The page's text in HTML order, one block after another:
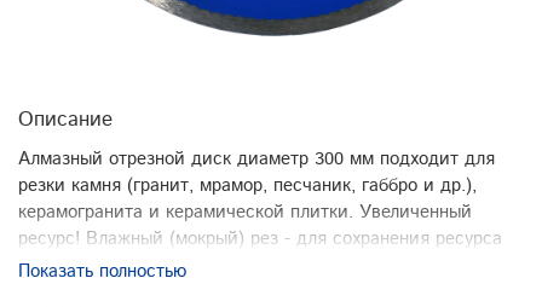
Описание
Алмазный отрезной диск диаметр 300 мм подходит для
резки камня (гранит, мрамор, песчаник, габбро и др.),
керамогранита и керамической плитки. Увеличенный
ресурс! Влажный (мокрый) рез - для сохранения ресурса
диска необходимо добавлять воду в процессе резки.
Показать полностью